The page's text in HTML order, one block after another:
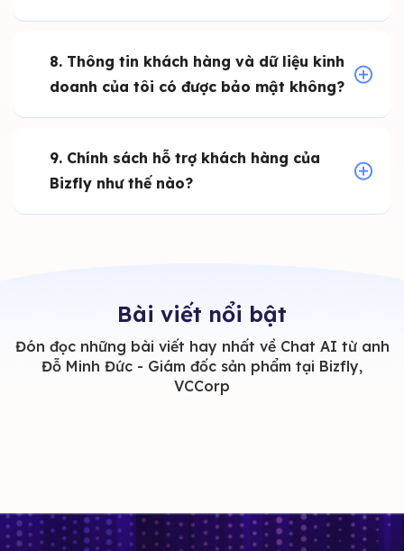
8. Thông tin khách hàng và dữ liệu kinh
doanh của tôi có được bảo mật không?
9. Chính sách hỗ trợ khách hàng của
Bizfly như thế nào?
Bài viết nổi bật
Đón đọc những bài viết hay nhất về Chat AI từ anh
Đỗ Minh Đức - Giám đốc sản phẩm tại Bizfly,
VCCorp